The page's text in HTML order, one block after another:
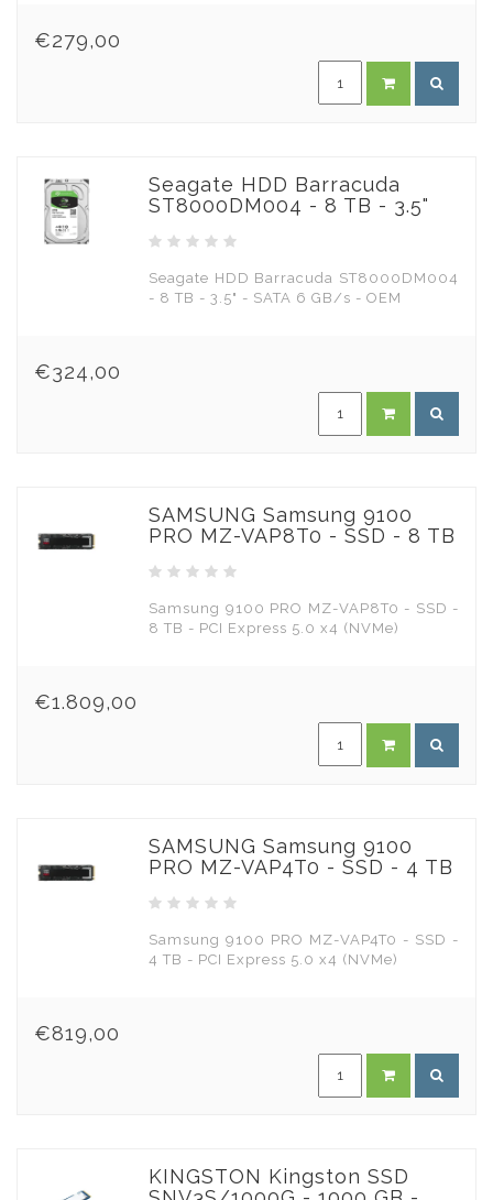
€279,00
Seagate HDD Barracuda
ST8000DM004 - 8 TB - 3.5"
Seagate HDD Barracuda ST8000DM004
- 8 TB - 3.5" - SATA 6 GB/s - OEM
€324,00
SAMSUNG Samsung 9100
PRO MZ-VAP8T0 - SSD - 8 TB
Samsung 9100 PRO MZ-VAP8T0 - SSD -
8 TB - PCI Express 5.0 x4 (NVMe)
€1.809,00
SAMSUNG Samsung 9100
PRO MZ-VAP4T0 - SSD - 4 TB
Samsung 9100 PRO MZ-VAP4T0 - SSD -
4 TB - PCI Express 5.0 x4 (NVMe)
€819,00
KINGSTON Kingston SSD